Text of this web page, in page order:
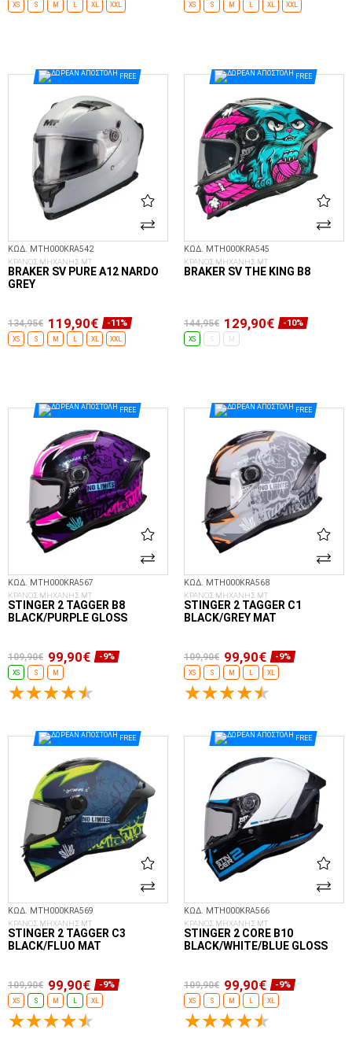
XS S M L XL XXL XS S M L XL XXL
FREE
ΚΩΔ. MTH000KRA542
ΚΡΑΝΟΣ ΜΗΧΑΝΗΣ MT
BRAKER SV PURE A12 NARDO
GREY
134,95€ 119,90€ -11%
XS S M XL XXL
FREE
ΚΩΔ. MTH000KRA545
ΚΡΑΝΟΣ ΜΗΧΑΝΗΣ MT
BRAKER SV THE KING B8
144,95€ 129,90€ -10%
XS S
FREE
ΚΩΔ. MTH000KRA567
ΚΡΑΝΟΣ ΜΗΧΑΝΗΣ MT
STINGER 2 TAGGER B8
BLACK/PURPLE GLOSS
109,90€ 99,90€ -9%
XS S M
FREE
ΚΩΔ. MTH000KRA568
ΚΡΑΝΟΣ ΜΗΧΑΝΗΣ MT
STINGER 2 TAGGER C1
BLACK/GREY MAT
109,90€ 99,90€ -9%
XS S M XL
FREE
ΚΩΔ. MTH000KRA569
ΚΡΑΝΟΣ ΜΗΧΑΝΗΣ MT
STINGER 2 TAGGER C3
BLACK/FLUO MAT
109,90€ 99,90€ -9%
XS S M XL
FREE
ΚΩΔ. MTH000KRA566
ΚΡΑΝΟΣ ΜΗΧΑΝΗΣ MT
STINGER 2 CORE B10
BLACK/WHITE/BLUE GLOSS
109,90€ 99,90€ -9%
XS S M XL